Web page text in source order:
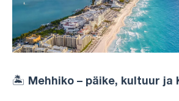
🏝️ Mehhiko – päike, kultuur ja